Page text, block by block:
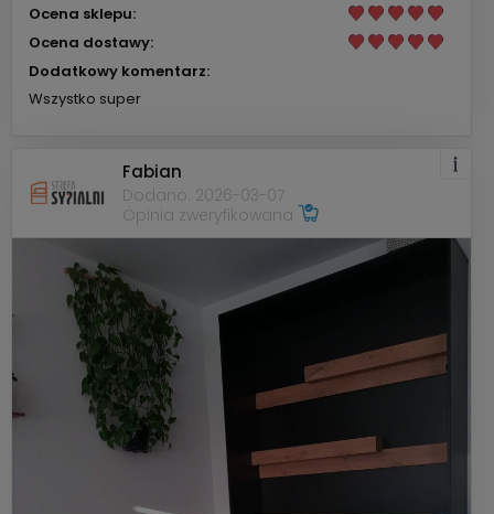
Ocena sklepu:
Ocena dostawy:
Dodatkowy komentarz:
Wszystko super
Fabian
Dodano: 2026-03-07
Opinia zweryfikowana